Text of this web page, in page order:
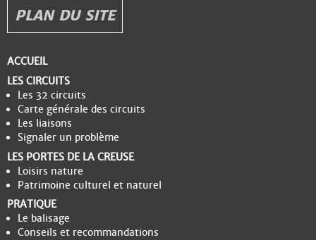
PLAN DU SITE
ACCUEIL
LES CIRCUITS
Les 32 circuits
Carte générale des circuits
Les liaisons
Signaler un problème
LES PORTES DE LA CREUSE
Loisirs nature
Patrimoine culturel et naturel
PRATIQUE
Le balisage
Conseils et recommandations